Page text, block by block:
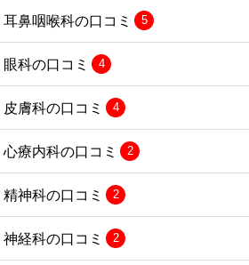
耳鼻咽喉科の口コミ 5
眼科の口コミ 4
皮膚科の口コミ 4
心療内科の口コミ 2
精神科の口コミ 2
神経科の口コミ 2